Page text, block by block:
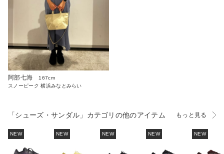
阿部七海
167cm
スノーピーク 横浜みなとみらい
「シューズ・サンダル」カテゴリの他のアイテム もっと見る
NEW NEW NEW NEW NEW